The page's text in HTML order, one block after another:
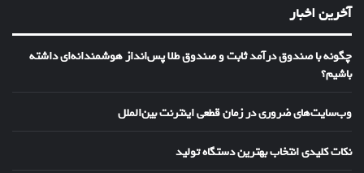
آخرین اخبار
چگونه با صندوق درآمد ثابت و صندوق طلا پس‌انداز هوشمندانه‌ای داشته
باشیم؟
وب‌سایت‌های ضروری در زمان قطعی اینترنت بین‌الملل
نکات کلیدی انتخاب بهترین دستگاه تولید